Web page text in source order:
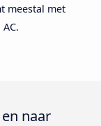
meestal met
naar